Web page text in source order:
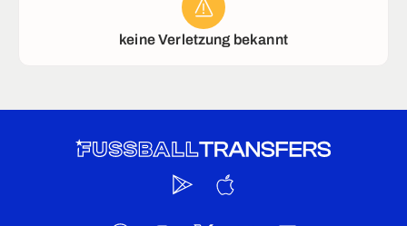
keine Verletzung bekannt